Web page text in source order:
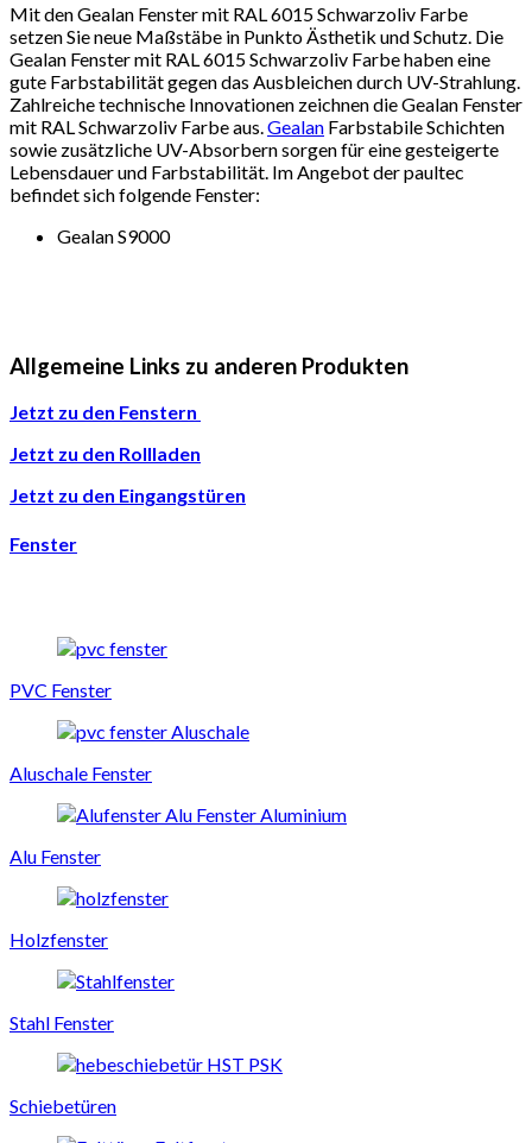
Mit den Gealan Fenster mit RAL 6015 Schwarzoliv Farbe
setzen Sie neue Maßstäbe in Punkto Ästhetik und Schutz. Die
Gealan Fenster mit RAL 6015 Schwarzoliv Farbe haben eine
gute Farbstabilität gegen das Ausbleichen durch UV-Strahlung.
Zahlreiche technische Innovationen zeichnen die Gealan Fenster
mit RAL Schwarzoliv Farbe aus.Gealan Farbstabile Schichten
sowie zusätzliche UV-Absorbern sorgen für eine gesteigerte
Lebensdauer und Farbstabilität. Im Angebot der paultec
befindet sich folgende Fenster:
Gealan S9000
Allgemeine Links zu anderen Produkten
Jetzt zu den Fenstern
Jetzt zu den Rollladen
Jetzt zu den Eingangstüren
Fenster
PVC Fenster
Aluschale Fenster
Alu Fenster
Holzfenster
Stahl Fenster
Schiebetüren